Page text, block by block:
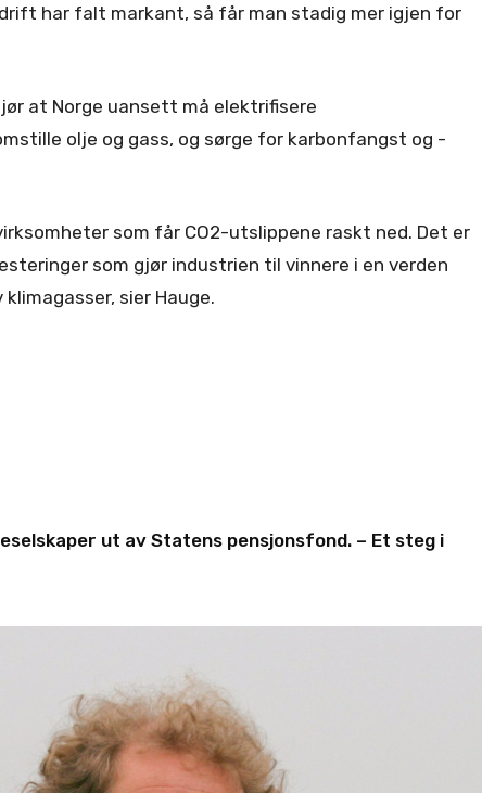
har falt markant, så får man stadig mer igjen for
at Norge uansett må elektrifisere
olje og gass, og sørge for karbonfangst og -
som får CO2-utslippene raskt ned. Det er
som gjør industrien til vinnere i en verden
sier Hauge.
ut av Statens pensjonsfond. – Et steg i